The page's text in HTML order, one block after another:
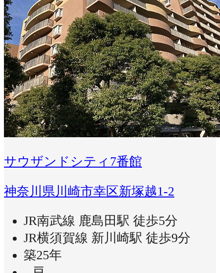
サウザンドシティ7番館
神奈川県川崎市幸区新塚越1-2
JR南武線 鹿島田駅 徒歩5分
JR横須賀線 新川崎駅 徒歩9分
築25年